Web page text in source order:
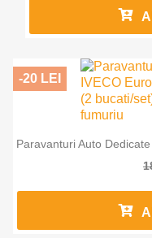
Paravanturi Auto
-20 LEI